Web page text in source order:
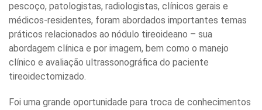
pescoço, patologistas, radiologistas, clínicos gerais e
médicos-residentes, foram abordados importantes temas
práticos relacionados ao nódulo tireoideano – sua
abordagem clínica e por imagem, bem como o manejo
clínico e avaliação ultrassonográfica do paciente
tireoidectomizado.
Foi uma grande oportunidade para troca de conhecimentos